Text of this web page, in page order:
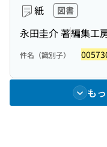
紙 図書
永田圭介 著編集工
件名（識別子）
も